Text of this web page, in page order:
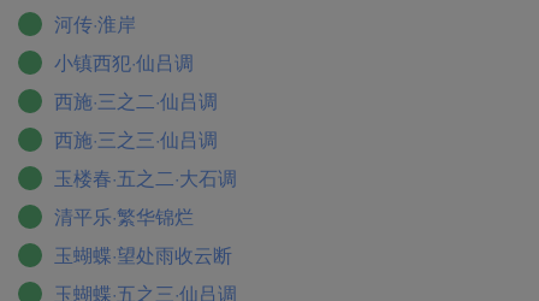
河传·淮岸
小镇西犯·仙吕调
西施·三之二·仙吕调
西施·三之三·仙吕调
玉楼春·五之二·大石调
清平乐·繁华锦烂
玉蝴蝶·望处雨收云断
玉蝴蝶·五之三·仙吕调